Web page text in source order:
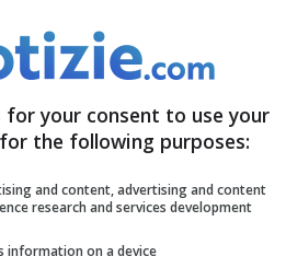
è andato in down:
14 Luglio 2022 - 14:56
for your consent to use your
the following purposes:
and content, advertising and content
research and services development
information on a device